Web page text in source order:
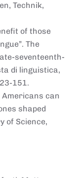
Technik,
of those
The
seventeenth-
di linguistica,
151.
Americans can
shaped
of Science,